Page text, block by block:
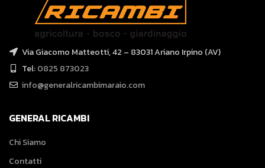
Via Giacomo Matteotti, 42 – 83031 Ariano Irpino (AV)
Tel:0825 873023
info@generalricambimaraio.com
GENERAL RICAMBI
Chi Siamo
Contatti